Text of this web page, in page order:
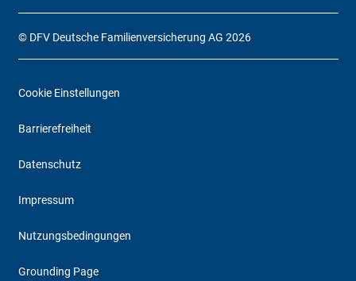
© DFV Deutsche Familienversicherung AG 2026
Cookie Einstellungen
Barrierefreiheit
Datenschutz
Impressum
Nutzungsbedingungen
Grounding Page